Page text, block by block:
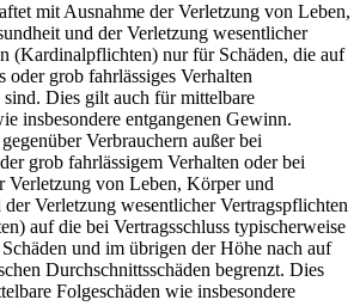
mit Ausnahme der Verletzung von Leben,
und der Verletzung wesentlicher
(Kardinalpflichten) nur für Schäden, die auf
oder grob fahrlässiges Verhalten
Dies gilt auch für mittelbare
insbesondere entgangenen Gewinn.
Verbrauchern außer bei
grob fahrlässigem Verhalten oder bei
Verletzung von Leben, Körper und
der Verletzung wesentlicher Vertragspflichten
auf die bei Vertragsschluss typischerweise
und im übrigen der Höhe nach auf
Durchschnittsschäden begrenzt. Dies
Folgeschäden wie insbesondere